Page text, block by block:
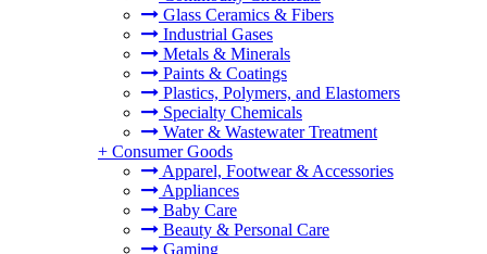
Glass Ceramics & Fibers
Industrial Gases
Metals & Minerals
Paints & Coatings
Plastics, Polymers, and Elastomers
Specialty Chemicals
Water & Wastewater Treatment
+ Consumer Goods
Apparel, Footwear & Accessories
Appliances
Baby Care
Beauty & Personal Care
Gaming